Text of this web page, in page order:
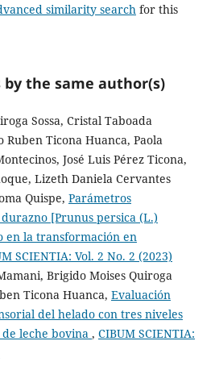
similarity search for this
the same author(s)
Sossa, Cristal Taboada
Ruben Ticona Huanca, Paola
José Luis Pérez Ticona,
Lizeth Daniela Cervantes
Quispe, Parámetros
[Prunus persica (L.)
en la transformación en
SCIENTIA: Vol. 2 No. 2 (2023)
Brigido Moises Quiroga
Ticona Huanca, Evaluación
del helado con tres niveles
leche bovina , CIBUM SCIENTIA: